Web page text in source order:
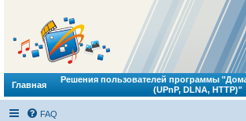
Главная
Решения пользователей программы
(UPnP, DLNA, HTTP)"
FAQ